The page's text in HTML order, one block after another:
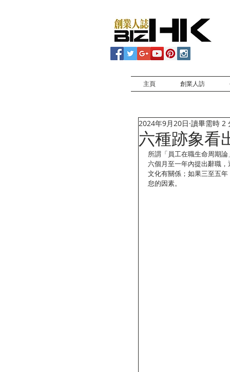
主頁 創業人訪
六種跡象看
2024年9月20日 讀畢需時 2
所謂「員工在職生命周期
六個月至一年內提出辭職
文化有關係；如果三至五
怠的因素。